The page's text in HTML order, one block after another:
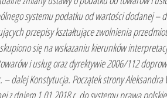
systemu podatku od wartości dodanej –
przepisy kształtujące zwolnienia
się na wskazaniu kierunków
i usług oraz dyrektywie 2006/112
– dalej Konstytucja. Początek strony